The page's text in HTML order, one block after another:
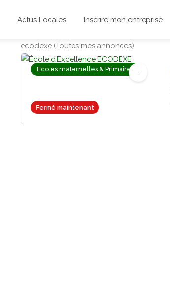
Actus Locales Inscrire mon entreprise
ecodexe (Toutes mes annonces)
Fermé maintenant
Ecoles maternelles & Primaires